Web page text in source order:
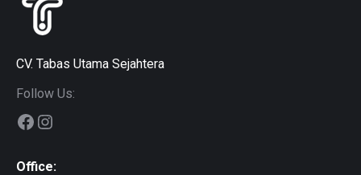
CV. Tabas Utama Sejahtera
Follow Us:
Facebook
Instagram
Office: